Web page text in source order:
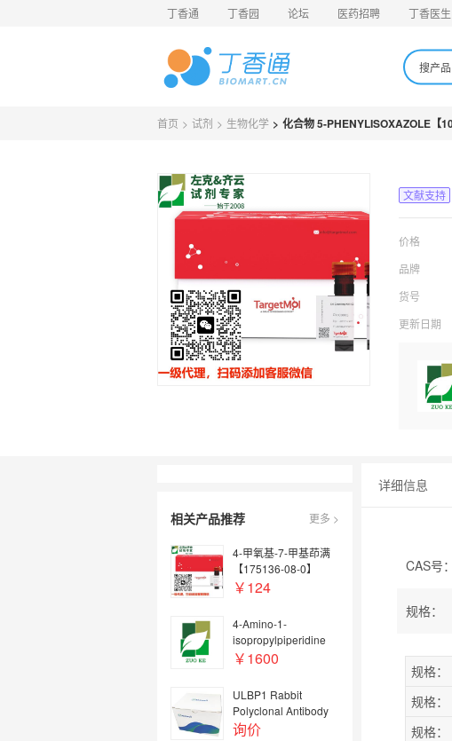
丁香通 丁香园 论坛 医药招聘 丁香医生
搜产品
首页 > 试剂 > 生物化学 > 化合物 5-PHENYLISOXAZOLE【
文献支持
价格
品牌
货号
更新日期
相关产品推荐 更多 >
4-甲氧基-7-甲基茚满
【175136-08-0】
￥124
4-Amino-1-
isopropylpiperidine
￥1600
ULBP1 Rabbit
Polyclonal Antibody
询价
详细信息
CAS号：
规格：
规格：
规格：
规格：